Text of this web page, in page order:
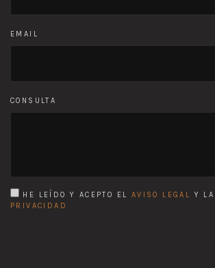
EMAIL
CONSULTA
HE LEÍDO Y ACEPTO EL AVISO LEGAL Y LA
PRIVACIDAD